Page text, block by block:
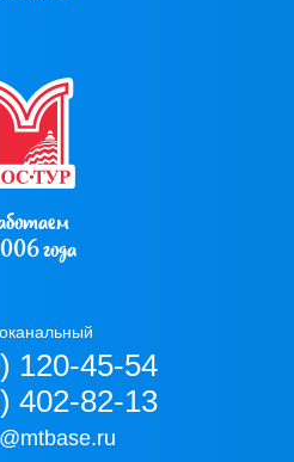
года
120-45-54
402-82-13